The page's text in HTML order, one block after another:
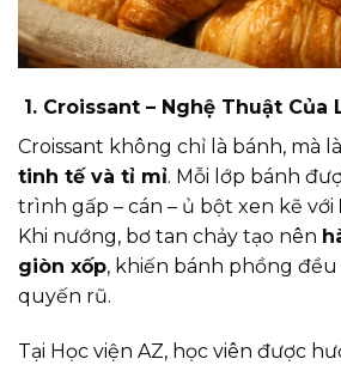
1. Croissant – Nghệ Thuật Của
Croissant không chỉ là bánh, mà là
tinh tế và tỉ mỉ. Mỗi lớp bánh
trình gấp – cán – ủ bột xen kẽ với
Khi nướng, bơ tan chảy tạo nên
giòn xốp, khiến bánh phồng
quyến rũ.
Tại Học viện AZ, học viên được